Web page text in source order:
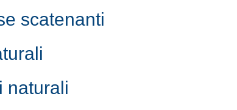
scatenanti
naturali